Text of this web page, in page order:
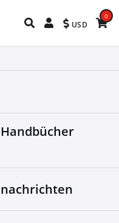
USD
0